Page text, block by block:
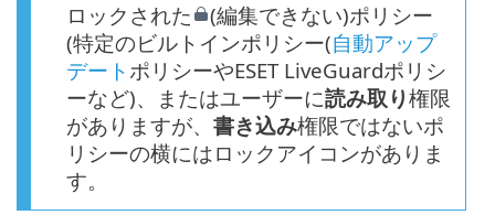
ロックされた
(編集できない)ポリシー
(特定のビルトインポリシー(自動アップ
デート ポリシーやESET LiveGuardポリシ
ーなど)、またはユーザーに読み取り権限
がありますが、 書き込み権限ではないポ
リシーの横にはロックアイコンがありま
す。